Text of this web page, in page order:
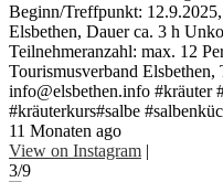
Beginn/Treffpunkt:
Elsbethen, Dauer ca. 3 h
Teilnehmeranzahl: max. 12
Tourismusverband
info@elsbethen.info #kräuter
#kräuterkurs#salbe
11 Monaten ago
View on Instagram |
3/9